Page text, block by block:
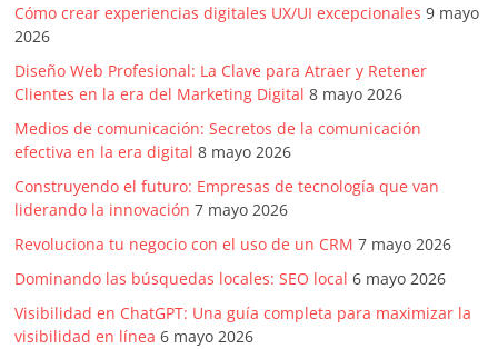
Cómo crear experiencias digitales UX/UI excepcionales 9 mayo
2026
Diseño Web Profesional: La Clave para Atraer y Retener
Clientes en la era del Marketing Digital 8 mayo 2026
Medios de comunicación: Secretos de la comunicación
efectiva en la era digital 8 mayo 2026
Construyendo el futuro: Empresas de tecnología que van
liderando la innovación 7 mayo 2026
Revoluciona tu negocio con el uso de un CRM 7 mayo 2026
Dominando las búsquedas locales: SEO local 6 mayo 2026
Visibilidad en ChatGPT: Una guía completa para maximizar la
visibilidad en línea 6 mayo 2026